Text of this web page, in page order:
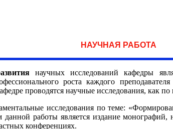
НАУЧНАЯ РАБОТА
научных исследований кафедры
роста каждого
проводятся научные исследования, как
исследования по теме:
данной работы является издание
конференциях.